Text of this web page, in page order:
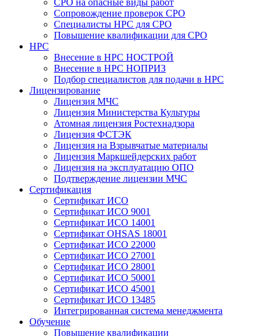
СРО на опасные виды работ
Сопровождение проверок СРО
Специалисты НРС для СРО
Повышение квалификации для СРО
НРС
Внесение в НРС НОСТРОЙ
Внесение в НРС НОПРИЗ
Подбор специалистов для подачи в НРС
Лицензирование
Лицензия МЧС
Лицензия Министерства Культуры
Атомная лицензия Ростехнадзора
Лицензия ФСТЭК
Лицензия на Взрывчатые материалы
Лицензия Маркшейдерских работ
Лицензия на эксплуатацию ОПО
Подтверждение лицензии МЧС
Сертификация
Сертификат ИСО
Сертификат ИСО 9001
Сертификат ИСО 14001
Сертификат OHSAS 18001
Сертификат ИСО 22000
Сертификат ИСО 27001
Сертификат ИСО 28001
Сертификат ИСО 50001
Сертификат ИСО 45001
Сертификат ИСО 13485
Интегрированная система менеджмента
Обучение
Повышение квалификации